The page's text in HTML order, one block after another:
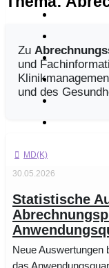
Zu
und
und des
MD(K)
30.05.2026
Statistische
Neue Auswertungen
das